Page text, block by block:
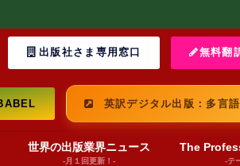
出版社さま専用窓口 無料翻
英訳デジタル出版：多言
世界の出版業界ニュース
-月１回更新！-
The
-テ